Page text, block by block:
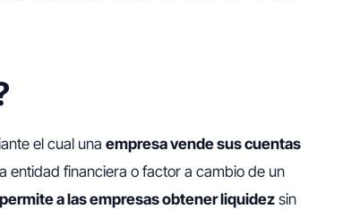
el cual una empresa vende sus cuentas
entidad financiera o factor a cambio de un
permite a las empresas obtener liquidez sin